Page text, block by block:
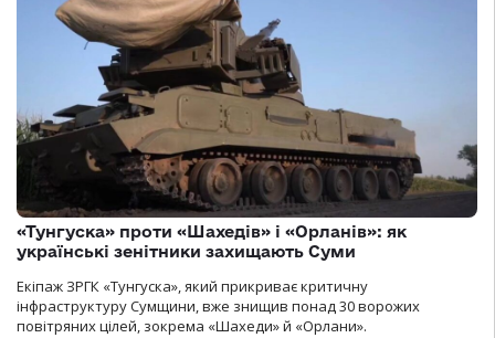
«Тунгуска» проти «Шахедів» і «Орланів»: як
українські зенітники захищають Суми
Екіпаж ЗРГК «Тунгуска», який прикриває критичну
інфраструктуру Сумщини, вже знищив понад 30 ворожих
повітряних цілей, зокрема «Шахеди» й «Орлани».